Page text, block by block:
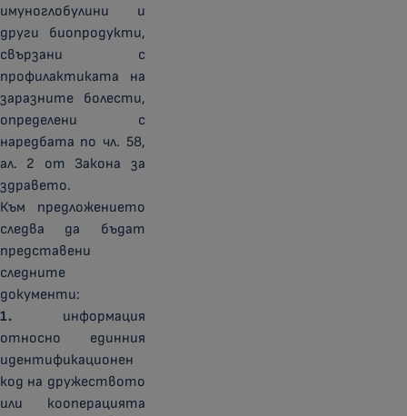
имуноглобулини и
други биопродукти,
свързани с
профилактиката на
заразните болести,
определени с
наредбата по чл. 58,
ал. 2 от Закона за
здравето.
Към предложението
следва да бъдат
представени
следните
документи:
1. информация
относно единния
идентификационен
код на дружеството
или кооперацията